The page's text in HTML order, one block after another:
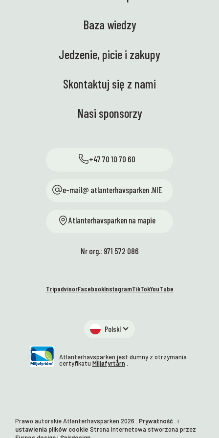
Baza wiedzy
Jedzenie, picie i zakupy
Skontaktuj się z nami
Nasi sponsorzy
+47 70 10 70 60
e-mail@ atlanterhavsparken .NIE
Atlanterhavsparken na mapie
Nr org.: 971 572 086
TripadvisorFacebookInstagramTikTokYouTube
Polski
Atlanterhavsparken jest dumny z otrzymania
certyfikatu Miljøfyrtårn.
Prawo autorskie Atlanterhavsparken2026 . Prywatność . i
ustawienia plików cookie Strona internetowa stworzona przez